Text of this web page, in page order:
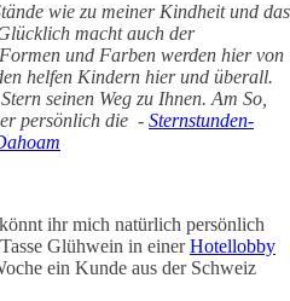
wie zu meiner Kindheit und das
macht auch der
und Farben werden hier von
helfen Kindern hier und überall.
seinen Weg zu Ihnen. Am So,
persönlich die - Sternstunden-
ihr mich natürlich persönlich
Glühwein in einerHotellobby
ein Kunde aus der Schweiz